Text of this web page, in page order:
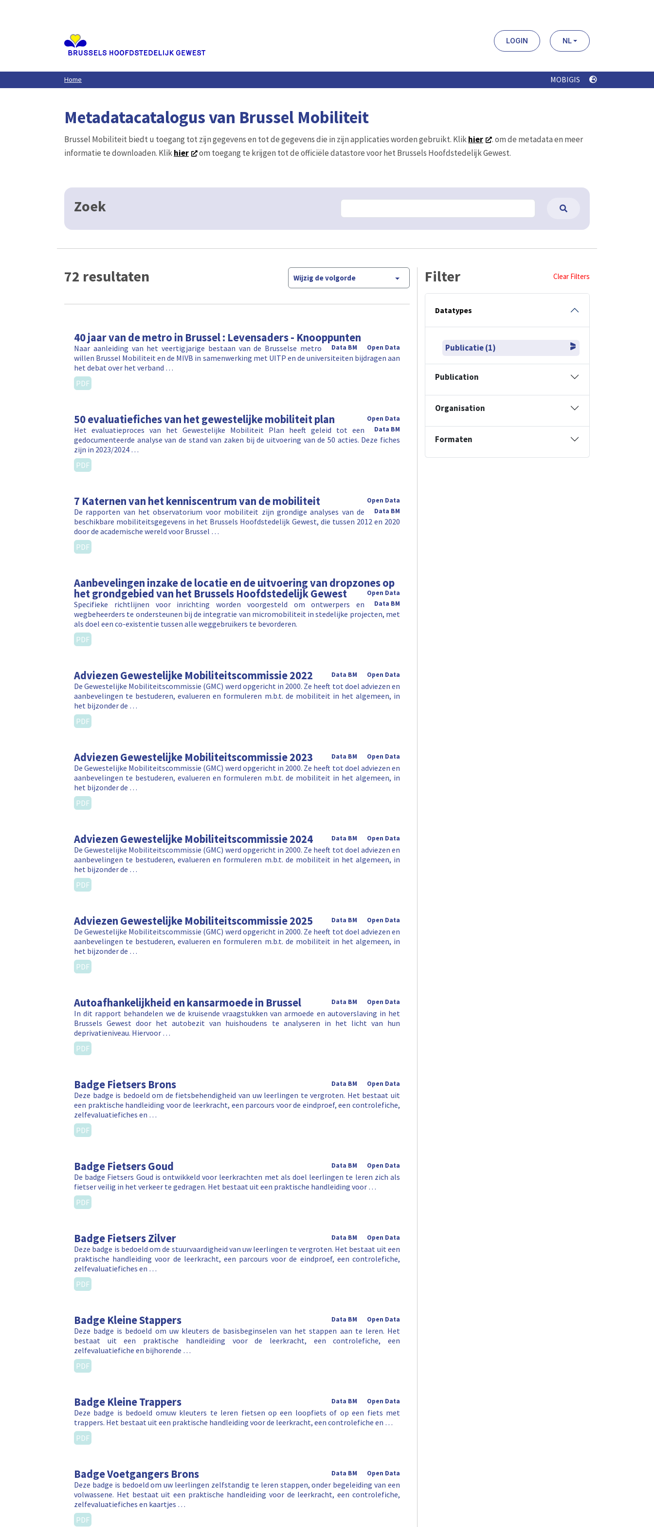
LOGIN NL
Home MOBIGIS
Metadatacatalogus van Brussel Mobiliteit
Brussel Mobiliteit biedt u toegang tot zijn gegevens en tot de gegevens die in zijn applicaties worden gebruikt. Klikhier
. om de metadata en meer
informatie te downloaden. Klikhier om toegang te krijgen tot de officiële datastore voor het Brussels Hoofdstedelijk Gewest.
Zoek
72 resultaten Wijzig de volgorde
40 jaar van de metro in Brussel : Levensaders - Knooppunten
Open Data
Data BM
Naar aanleiding van het veertigjarige bestaan van de Brusselse metro
willen Brussel Mobiliteit en de MIVB in samenwerking met UITP en de universiteiten bijdragen aan
het debat over het verband …
PDF
50 evaluatiefiches van het gewestelijke mobiliteit plan
Open Data
Data BM
Het evaluatieproces van het Gewestelijke Mobiliteit Plan heeft geleid tot een
gedocumenteerde analyse van de stand van zaken bij de uitvoering van de 50 acties. Deze fiches
zijn in 2023/2024 …
PDF
7 Katernen van het kenniscentrum van de mobiliteit
Open Data
Data BM
De rapporten van het observatorium voor mobiliteit zijn grondige analyses van de
beschikbare mobiliteitsgegevens in het Brussels Hoofdstedelijk Gewest, die tussen 2012 en 2020
door de academische wereld voor Brussel …
PDF
Aanbevelingen inzake de locatie en de uitvoering van dropzones op
het grondgebied van het Brussels Hoofdstedelijk Gewest
Open Data
Data BM
Specifieke richtlijnen voor inrichting worden voorgesteld om ontwerpers en
wegbeheerders te ondersteunen bij de integratie van micromobiliteit in stedelijke projecten, met
als doel een co-existentie tussen alle weggebruikers te bevorderen.
PDF
Adviezen Gewestelijke Mobiliteitscommissie 2022 Open Data
Data BM
De Gewestelijke Mobiliteitscommissie (GMC) werd opgericht in 2000. Ze heeft tot doel adviezen en
aanbevelingen te bestuderen, evalueren en formuleren m.b.t. de mobiliteit in het algemeen, in
het bijzonder de …
PDF
Adviezen Gewestelijke Mobiliteitscommissie 2023 Open Data
Data BM
De Gewestelijke Mobiliteitscommissie (GMC) werd opgericht in 2000. Ze heeft tot doel adviezen en
aanbevelingen te bestuderen, evalueren en formuleren m.b.t. de mobiliteit in het algemeen, in
het bijzonder de …
PDF
Adviezen Gewestelijke Mobiliteitscommissie 2024 Open Data
Data BM
De Gewestelijke Mobiliteitscommissie (GMC) werd opgericht in 2000. Ze heeft tot doel adviezen en
aanbevelingen te bestuderen, evalueren en formuleren m.b.t. de mobiliteit in het algemeen, in
het bijzonder de …
PDF
Adviezen Gewestelijke Mobiliteitscommissie 2025 Open Data
Data BM
De Gewestelijke Mobiliteitscommissie (GMC) werd opgericht in 2000. Ze heeft tot doel adviezen en
aanbevelingen te bestuderen, evalueren en formuleren m.b.t. de mobiliteit in het algemeen, in
het bijzonder de …
PDF
Autoafhankelijkheid en kansarmoede in Brussel Open Data
Data BM
In dit rapport behandelen we de kruisende vraagstukken van armoede en autoverslaving in het
Brussels Gewest door het autobezit van huishoudens te analyseren in het licht van hun
deprivatieniveau. Hiervoor …
PDF
Badge Fietsers Brons Open Data
Data BM
Deze badge is bedoeld om de fietsbehendigheid van uw leerlingen te vergroten. Het bestaat uit
een praktische handleiding voor de leerkracht, een parcours voor de eindproef, een controlefiche,
zelfevaluatiefiches en …
PDF
Badge Fietsers Goud Open Data
Data BM
De badge Fietsers Goud is ontwikkeld voor leerkrachten met als doel leerlingen te leren zich als
fietser veilig in het verkeer te gedragen. Het bestaat uit een praktische handleiding voor …
PDF
Badge Fietsers Zilver Open Data
Data BM
Deze badge is bedoeld om de stuurvaardigheid van uw leerlingen te vergroten. Het bestaat uit een
praktische handleiding voor de leerkracht, een parcours voor de eindproef, een controlefiche,
zelfevaluatiefiches en …
PDF
Badge Kleine Stappers Open Data
Data BM
Deze badge is bedoeld om uw kleuters de basisbeginselen van het stappen aan te leren. Het
bestaat uit een praktische handleiding voor de leerkracht, een controlefiche, een
zelfevaluatiefiche en bijhorende …
PDF
Badge Kleine Trappers Open Data
Data BM
Deze badge is bedoeld omuw kleuters te leren fietsen op een loopfiets of op een fiets met
trappers. Het bestaat uit een praktische handleiding voor de leerkracht, een controlefiche en …
PDF
Badge Voetgangers Brons Open Data
Data BM
Deze badge is bedoeld om uw leerlingen zelfstandig te leren stappen, onder begeleiding van een
volwassene. Het bestaat uit een praktische handleiding voor de leerkracht, een controlefiche,
zelfevaluatiefiches en kaartjes …
PDF
Filter Clear Filters
Datatypes
Publicatie (1)
Publication
Organisation
Formaten